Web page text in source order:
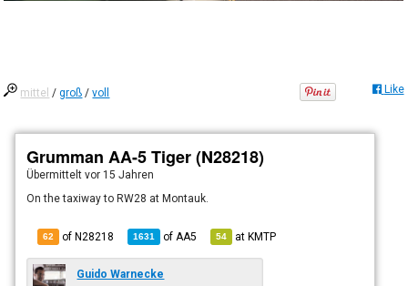
mittel /groß /voll Like
Grumman AA-5 Tiger (N28218)
Übermitteltvor 15 Jahren
On the taxiway to RW28 at Montauk.
62 of N28218 1631 of AA5 54 atKMTP
Guido Warnecke